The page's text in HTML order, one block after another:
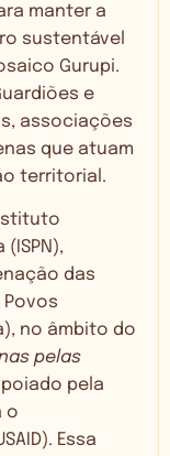
manter a
sustentável
Gurupi.
e
associações
que atuam
territorial.
das
no âmbito do
pelas
pela
o
Essa